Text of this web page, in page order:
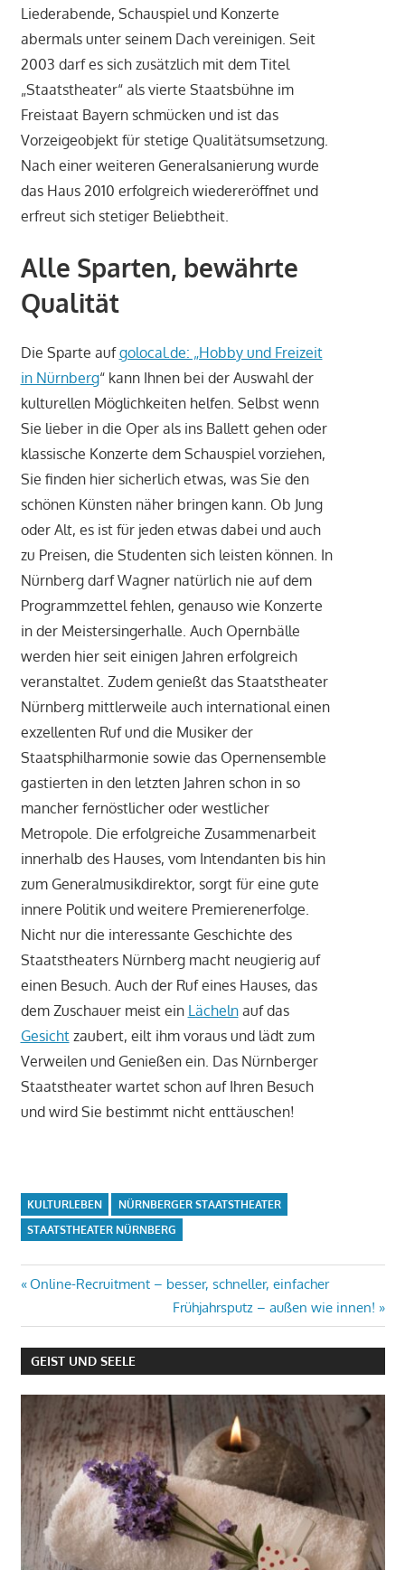
Liederabende, Schauspiel und Konzerte
abermals unter seinem Dach vereinigen. Seit
2003 darf es sich zusätzlich mit dem Titel
„Staatstheater“ als vierte Staatsbühne im
Freistaat Bayern schmücken und ist das
Vorzeigeobjekt für stetige Qualitätsumsetzung.
Nach einer weiteren Generalsanierung wurde
das Haus 2010 erfolgreich wiedereröffnet und
erfreut sich stetiger Beliebtheit.
Alle Sparten, bewährte
Qualität
Die Sparte aufgolocal.de: „Hobby und Freizeit
in Nürnberg“ kann Ihnen bei der Auswahl der
kulturellen Möglichkeiten helfen. Selbst wenn
Sie lieber in die Oper als ins Ballett gehen oder
klassische Konzerte dem Schauspiel vorziehen,
Sie finden hier sicherlich etwas, was Sie den
schönen Künsten näher bringen kann. Ob Jung
oder Alt, es ist für jeden etwas dabei und auch
zu Preisen, die Studenten sich leisten können. In
Nürnberg darf Wagner natürlich nie auf dem
Programmzettel fehlen, genauso wie Konzerte
in der Meistersingerhalle. Auch Opernbälle
werden hier seit einigen Jahren erfolgreich
veranstaltet. Zudem genießt das Staatstheater
Nürnberg mittlerweile auch international einen
exzellenten Ruf und die Musiker der
Staatsphilharmonie sowie das Opernensemble
gastierten in den letzten Jahren schon in so
mancher fernöstlicher oder westlicher
Metropole. Die erfolgreiche Zusammenarbeit
innerhalb des Hauses, vom Intendanten bis hin
zum Generalmusikdirektor, sorgt für eine gute
innere Politik und weitere Premierenerfolge.
Nicht nur die interessante Geschichte des
Staatstheaters Nürnberg macht neugierig auf
einen Besuch. Auch der Ruf eines Hauses, das
dem Zuschauer meist ein Lächelnauf das
Gesichtzaubert, eilt ihm voraus und lädt zum
Verweilen und Genießen ein. Das Nürnberger
Staatstheater wartet schon auf Ihren Besuch
und wird Sie bestimmt nicht enttäuschen!
KULTURLEBEN
NÜRNBERGER STAATSTHEATER
STAATSTHEATER NÜRNBERG
Beitrags-
Navigation
Vorheriger
Online-Recruitment – besser, schneller, einfacher
Nächster
Beitrag:
Frühjahrsputz – außen wie innen!
GEIST UND SEELE